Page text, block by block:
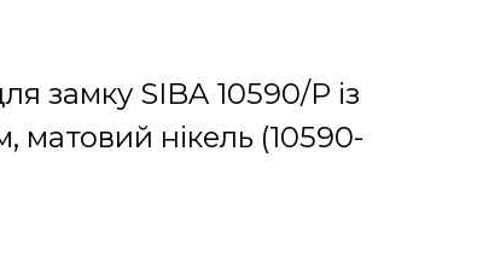
замку SIBA 10590/P із
матовий нікель (10590-